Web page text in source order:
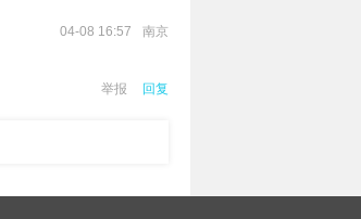
04-08 16:57 南京
举报 回复